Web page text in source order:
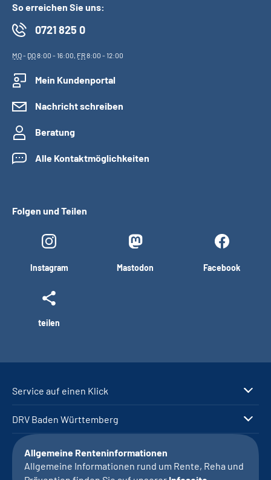
So erreichen Sie uns:
0721 825 0
MO- DO8:00 - 16:00, FR8:00 - 12:00
Mein Kundenportal
Nachricht schreiben
Beratung
Alle Kontaktmöglichkeiten
Folgen und Teilen
Instagram Mastodon Facebook
teilen
Service auf einen Klick
DRV Baden Württemberg
Allgemeine Renteninformationen
Allgemeine Informationen rund um Rente, Reha und